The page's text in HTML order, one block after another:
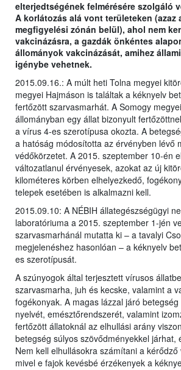
elterjedtségének felmérésére szolgáló
A korlátozás alá vont területeken (azaz
megfigyelési zónán belül), ahol nem
vakcinázásra, a gazdák önkéntes
állományok vakcinázását, amihez
igénybe vehetnek.
2015.09.16.: A múlt heti Tolna megyei
megyei Hajmáson is találtak a kéknyelv
fertőzött szarvasmarhát. A Somogy
állományban egy állat bizonyult
a vírus 4-es szerotípusa okozta. A
a hatóság módosította az érvényben lévő
védőkörzetet. A 2015. szeptember 10-én
változatlanul érvényesek, azokat az új
kilométeres körben elhelyezkedő,
telepek esetében is alkalmazni kell.
2015.09.10: A NÉBIH állategészségügyi
laboratóriuma a 2015. szeptember 1-jén
szarvasmarhánál mutatta ki – a tavalyi
megjelenéshez hasonlóan – a kéknyelv
es szerotípusát.
A szúnyogok által terjesztett vírusos
szarvasmarha, juh és kecske, valamint a
fogékonyak. A magas lázzal járó
nyelvét, emésztőrendszerét, valamint
fertőzött állatoknál az elhullási arány
betegség súlyos szövődményekkel járhat,
Nem kell elhullásokra számítani a
mivel e fajok kevésbé érzékenyek a